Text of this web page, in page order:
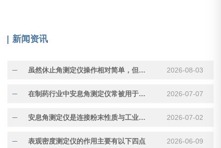
新闻资讯
虽然休止角测定仪操作相对简单，但测量结果受多种因素影响 2026-08-03
在制药行业中安息角测定仪常被用于评估压片用颗粒的流动性 2026-07-07
安息角测定仪是连接粉末性质与工业应用的重要工具 2026-07-02
表观密度测定仪的作用主要有以下四点 2026-06-09